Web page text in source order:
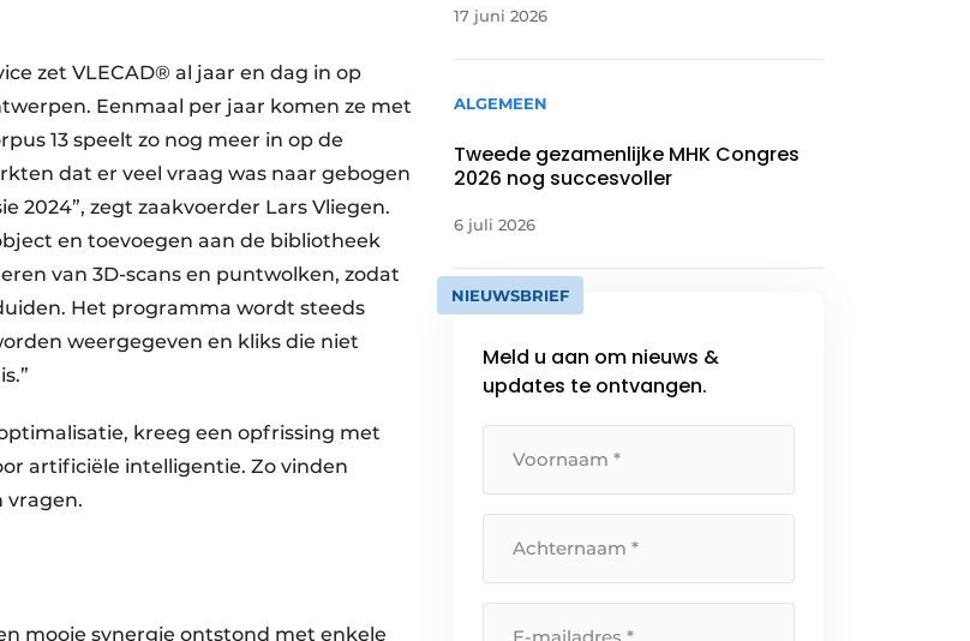
zet VLECAD® al jaar en dag in op
Eenmaal per jaar komen ze met
13 speelt zo nog meer in op de
dat er veel vraag was naar gebogen
2024”, zegt zaakvoerder Lars Vliegen.
en toevoegen aan de bibliotheek
van 3D-scans en puntwolken, zodat
Het programma wordt steeds
weergegeven en kliks die niet
kreeg een opfrissing met
artificiële intelligentie. Zo vinden
vragen.
mooie synergie ontstond met enkele
17 juni 2026
ALGEMEEN
Tweede gezamenlijke MHK Congres
2026 nog succesvoller
6 juli 2026
NIEUWSBRIEF
Meld u aan om nieuws &
updates te ontvangen.